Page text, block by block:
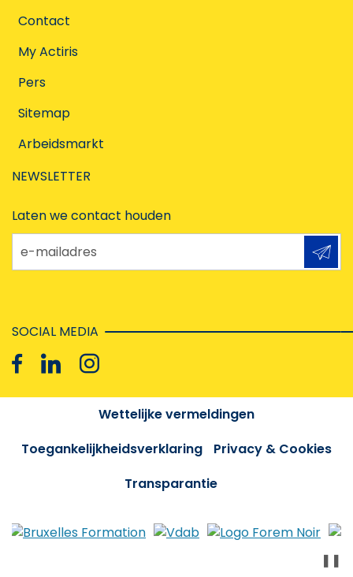
Contact
My Actiris
Pers
Sitemap
Arbeidsmarkt
NEWSLETTER
Laten we contact houden
e-mailadres
SOCIAL MEDIA
Wettelijke vermeldingen
Toegankelijkheidsverklaring
Privacy & Cookies
Transparantie
❚❚